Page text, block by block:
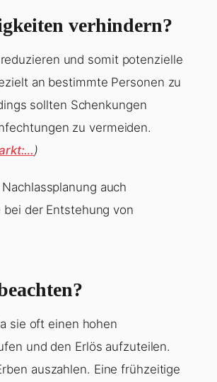
verhindern?
und somit potenzielle
an bestimmte Personen zu
sollten Schenkungen
zu vermeiden.
)
auch
der Entstehung von
sie oft einen hohen
und den Erlös aufzuteilen.
auszahlen. Eine frühzeitige